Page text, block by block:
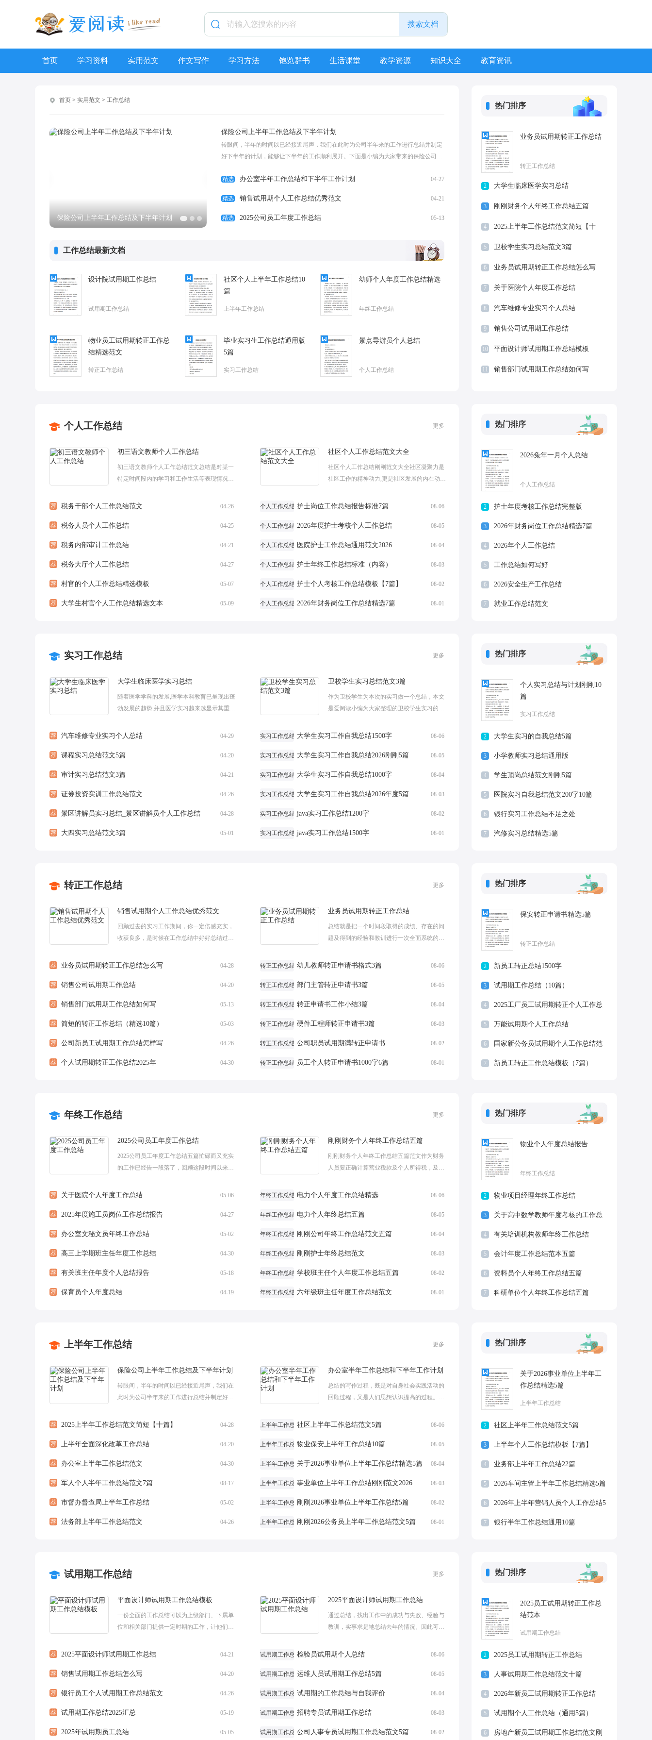
首页 学习资料 实用范文 作文写作 学习方法 饱览群书 生活课堂 教学资源 知识大全 教育资讯
首页 > 实用范文 > 工作总结
保险公司上半年工作总结及下半年计划 办公室半年工作总结和下半年工作计划 销售试用期个人工作总结优秀范文
保险公司上半年工作总结及下半年计划
转眼间，半年的时间以已经接近尾声，我们在此时为公司半年来的工作进行总结并制定
好下半年的计划，能够让下半年的工作顺利展开。下面是小编为大家带来的保险公司上
精选
办公室半年工作总结和下半年工作计划 04-27
精选 销售试用期个人工作总结优秀范文 04-21
精选 2025公司员工年度工作总结 05-13
工作总结最新文档
设计院试用期工作总结
试用期工作总结
社区个人上半年工作总结10
篇
上半年工作总结
幼师个人年度工作总结精选
年终工作总结
物业员工试用期转正工作总
结精选范文
转正工作总结
毕业实习生工作总结通用版
5篇
实习工作总结
景点导游员个人总结
个人工作总结
热门排序
业务员试用期转正工作总结
转正工作总结
2 大学生临床医学实习总结
3 刚刚财务个人年终工作总结五篇
4
2025上半年工作总结范文简短【十
5 卫校学生实习总结范文3篇
6 业务员试用期转正工作总结怎么写
7 关于医院个人年度工作总结
8 汽车维修专业实习个人总结
9 销售公司试用期工作总结
10 平面设计师试用期工作总结模板
11 销售部门试用期工作总结如何写
个人工作总结 更多
初三语文教师个人工作总结
初三语文教师个人工作总结范文总结是对某一
特定时间段内的学习和工作生活等表现情况加
们总结以往思想。下面是爱阅读小编为大家整...
荐 税务干部个人工作总结范文 04-26
荐 税务人员个人工作总结 04-25
荐 税务内部审计工作总结 04-21
荐 税务大厅个人工作总结 04-27
荐 村官的个人工作总结精选模板 05-07
荐 大学生村官个人工作总结精选文本 05-09
社区个人工作总结范文大全
社区个人工作总结刚刚范文大全社区凝聚力是
社区工作的精神动力,更是社区发展的内在动
结。下面是小编整理的社区个人工作总结范文...
个人工作总结 护士岗位工作总结报告标准7篇 08-06
个人工作总结 2026年度护士考核个人工作总结 08-05
个人工作总结 医院护士工作总结通用范文2026 08-04
个人工作总结 护士年终工作总结标准（内容） 08-03
个人工作总结 护士个人考核工作总结模板【7篇】 08-02
个人工作总结 2026年财务岗位工作总结精选7篇 08-01
热门排序
2026兔年一月个人总结
个人工作总结
2 护士年度考核工作总结完整版
3 2026年财务岗位工作总结精选7篇
4 2026年个人工作总结
5 工作总结如何写好
6 2026安全生产工作总结
7 就业工作总结范文
实习工作总结 更多
大学生临床医学实习总结
随着医学学科的发展,医学本科教育已呈现出蓬
勃发展的趋势,并且医学实习越来越显示其重要
是当前各个医学院校教育改革的一个重要...
荐 汽车维修专业实习个人总结 04-29
荐 课程实习总结范文5篇 04-20
荐 审计实习总结范文3篇 04-21
荐 证券投资实训工作总结范文 04-26
荐 景区讲解员实习总结_景区讲解员个人工作总结 04-28
荐 大四实习总结范文3篇 05-01
卫校学生实习总结范文3篇
作为卫校学生为本次的实习做一个总结，本文
是爱阅读小编为大家整理的卫校学生实习的总
一：急诊科是医院最重要的窗口之一，有着
实习工作总结 大学生实习工作自我总结1500字 08-06
实习工作总结 大学生实习工作自我总结2026刚刚5篇 08-05
实习工作总结 大学生实习工作自我总结1000字 08-04
实习工作总结 大学生实习工作自我总结2026年度5篇 08-03
实习工作总结 java实习工作总结1200字 08-02
实习工作总结 java实习工作总结1500字 08-01
热门排序
个人实习总结与计划刚刚10
篇
实习工作总结
2 大学生实习的自我总结5篇
3 小学教师实习总结通用版
4 学生顶岗总结范文刚刚5篇
5 医院实习自我总结范文200字10篇
6 银行实习工作总结不足之处
7 汽修实习总结精选5篇
转正工作总结 更多
销售试用期个人工作总结优秀范文
回顾过去的实习工作期间，你一定倍感充实，
收获良多，是时候在工作总结中好好总结过去
用期个人工作总结优秀范文，下面小编就和大...
荐 业务员试用期转正工作总结怎么写 04-28
荐 销售公司试用期工作总结 04-20
荐 销售部门试用期工作总结如何写 05-13
荐 简短的转正工作总结（精选10篇） 05-03
荐 公司新员工试用期工作总结怎样写 04-26
荐 个人试用期转正工作总结2025年 04-30
业务员试用期转正工作总结
总结就是把一个时间段取得的成绩、存在的问
题及得到的经验和教训进行一次全面系统的总
务员试用期转正工作总结，下面小编就和大家...
转正工作总结 幼儿教师转正申请书格式3篇 08-06
转正工作总结 部门主管转正申请书3篇 08-05
转正工作总结 转正申请书工作小结3篇 08-04
转正工作总结 硬件工程师转正申请书3篇 08-03
转正工作总结 公司职员试用期满转正申请书 08-02
转正工作总结 员工个人转正申请书1000字6篇 08-01
热门排序
保安转正申请书精选5篇
转正工作总结
2 新员工转正总结1500字
3 试用期工作总结（10篇）
4
2025工厂员工试用期转正个人工作总
结
5 万能试用期个人工作总结
6
国家新公务员试用期个人工作总结范
文
7 新员工转正工作总结模板（7篇）
年终工作总结 更多
2025公司员工年度工作总结
2025公司员工年度工作总结五篇忙碌而又充实
的工作已经告一段落了，回顾这段时间以来的
结我们应该怎么写？下面小编给大家...
荐 关于医院个人年度工作总结 05-06
荐 2025年度施工员岗位工作总结报告 04-27
荐 办公室文秘文员年终工作总结 05-02
荐 高三上学期班主任年度工作总结 04-30
荐 有关班主任年度个人总结报告 05-18
荐 保育员个人年度总结 04-19
刚刚财务个人年终工作总结五篇
刚刚财务个人年终工作总结五篇范文作为财务
人员要正确计算营业税款及个人所得税，及
新的税收申报软件，下面小编给大家分享刚刚
年终工作总结 电力个人年度工作总结精选 08-06
年终工作总结 电力个人年终总结五篇 08-05
年终工作总结 刚刚公司年终工作总结范文五篇 08-04
年终工作总结 刚刚护士年终总结范文 08-03
年终工作总结 学校班主任个人年度工作总结五篇 08-02
年终工作总结 六年级班主任年度工作总结范文 08-01
热门排序
物业个人年度总结报告
年终工作总结
2 物业项目经理年终工作总结
3
关于高中数学教师年度考核的工作总
结
4 有关培训机构教师年终工作总结
5 会计年度工作总结范本五篇
6 资料员个人年终工作总结五篇
7 科研单位个人年终工作总结五篇
上半年工作总结 更多
保险公司上半年工作总结及下半年计划
转眼间，半年的时间以已经接近尾声，我们在
此时为公司半年来的工作进行总结并制定好下
下面是小编为大家带来的保险公司上半年工作...
荐 2025上半年工作总结范文简短【十篇】 04-28
荐 上半年全面深化改革工作总结 04-20
荐 办公室上半年工作总结范文 04-30
荐 军人个人半年工作总结范文7篇 08-17
荐 市督办督查局上半年工作总结 05-02
荐 法务部上半年工作总结范文 04-26
办公室半年工作总结和下半年工作计划
总结的写作过程，既是对自身社会实践活动的
回顾过程，又是人们思想认识提高的过程。今
作总结和下半年工作计划，希望对大家有所帮...
上半年工作总结社区上半年工作总结范文5篇 08-06
上半年工作总结物业保安上半年工作总结10篇 08-05
上半年工作总结关于2026事业单位上半年工作总结精选5篇 08-04
上半年工作总结事业单位上半年工作总结刚刚范文2026 08-03
上半年工作总结刚刚2026事业单位上半年工作总结5篇 08-02
上半年工作总结刚刚2026公务员上半年工作总结范文5篇 08-01
热门排序
关于2026事业单位上半年工
作总结精选5篇
上半年工作总结
2 社区上半年工作总结范文5篇
3 上半年个人工作总结模板【7篇】
4 业务部上半年工作总结22篇
5 2026车间主管上半年工作总结精选5篇
6
2026年上半年营销人员个人工作总结5
篇
7 银行半年工作总结通用10篇
试用期工作总结 更多
平面设计师试用期工作总结模板
一份全面的工作总结可以为上级部门、下属单
位和相关部门提供一定时期的工作，让他们知
理的平面设计师试用期工作总结模板5篇，欢...
荐 2025平面设计师试用期工作总结 04-21
荐 销售试用期工作总结怎么写 04-20
荐 银行员工个人试用期工作总结范文 04-26
荐 试用期工作总结2025汇总 05-19
荐 2025年试用期员工总结 05-05
2025平面设计师试用期工作总结
通过总结，找出工作中的成功与失败、经验与
教训，实事求是地总结去年的情况。因此可以
误，提高工作效益。下面是小编整理的2025...
试用期工作总结检验员试用期个人总结 08-06
试用期工作总结运维人员试用期工作总结5篇 08-05
试用期工作总结试用期的工作总结与自我评价 08-04
试用期工作总结招聘专员试用期工作总结 08-03
试用期工作总结公司人事专员试用期工作总结范文5篇 08-02
热门排序
2025员工试用期转正工作总
结范本
试用期工作总结
2 2025员工试用期转正工作总结
3 人事试用期工作总结范文十篇
4 2026年新员工试用期转正工作总结
5 试用期个人工作总结（通用5篇）
6 房地产新员工试用期工作总结范文刚